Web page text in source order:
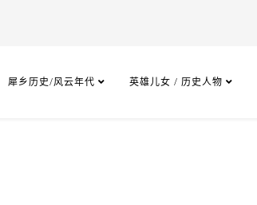
犀乡历史/风云年代 英雄儿女 / 历史人物